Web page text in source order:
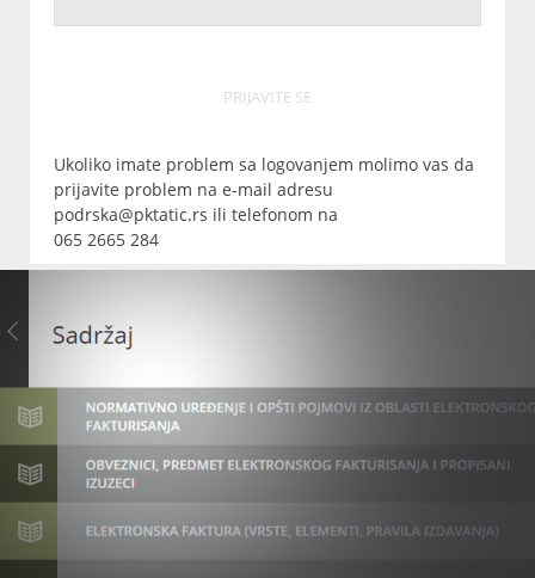
PRIJAVITE SE
Ukoliko imate problem sa logovanjem molimo vas da
prijavite problem na e-mail adresu
podrska@pktatic.rs ili telefonom na
065 2665 284